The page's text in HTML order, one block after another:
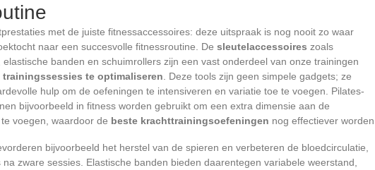
met de juiste fitnessaccessoires: deze uitspraak is nog nooit zo waar
naar een succesvolle fitnessroutine. De sleutelaccessoires zoals
elastische banden en schuimrollers zijn een vast onderdeel van onze trainingen
trainingssessies te optimaliseren . Deze tools zijn geen simpele gadgets; ze
hulp om de oefeningen te intensiveren en variatie toe te voegen. Pilates-
bijvoorbeeld in fitness worden gebruikt om een extra dimensie aan de
voegen, waardoor de beste krachttrainingsoefeningen nog effectiever worden.
bijvoorbeeld het herstel van de spieren en verbeteren de bloedcirculatie,
zware sessies. Elastische banden bieden daarentegen variabele weerstand,